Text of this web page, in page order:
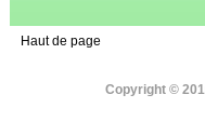
Haut de page
Copyright ©